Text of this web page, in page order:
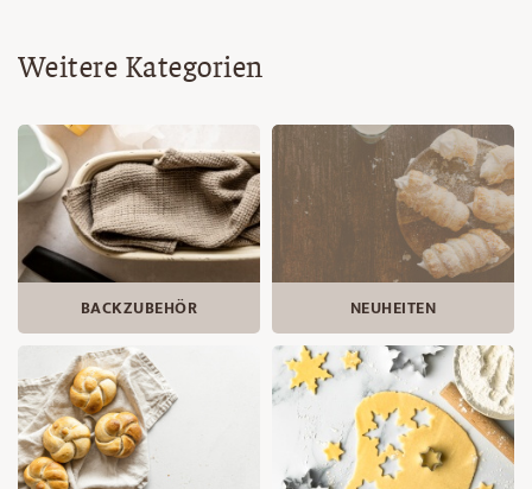
Weitere Kategorien
BACKZUBEHÖR NEUHEITEN